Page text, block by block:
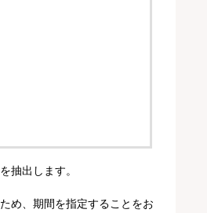
抽出します。
め、期間を指定することをお